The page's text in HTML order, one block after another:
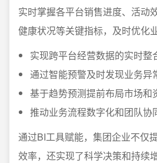
实时掌握各平台销售进度、活动
健康状况等关键指标，及时优化
实现跨平台经营数据的实时整
通过智能预警及时发现业务异
基于趋势预测提前布局市场和
推动业务流程数字化和团队协
通过BI工具赋能，集团企业不仅
效率，还实现了科学决策和持续